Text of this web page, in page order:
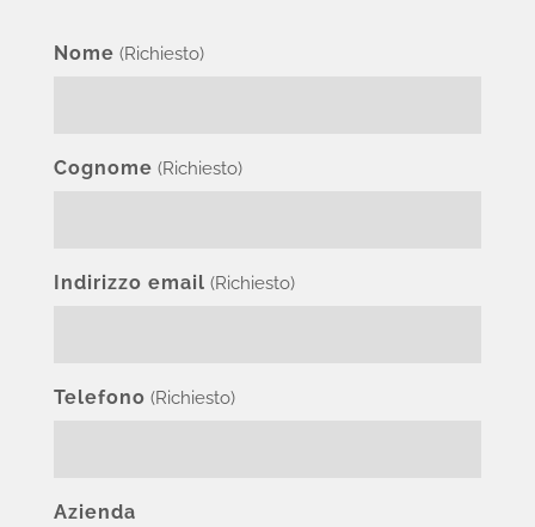
Nome (Richiesto)
Cognome (Richiesto)
Indirizzo email (Richiesto)
Telefono (Richiesto)
Azienda